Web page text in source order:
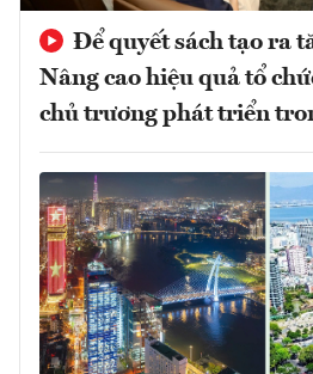
Để quyết sách tạo ra
Nâng cao hiệu quả tổ
chủ trương phát triển